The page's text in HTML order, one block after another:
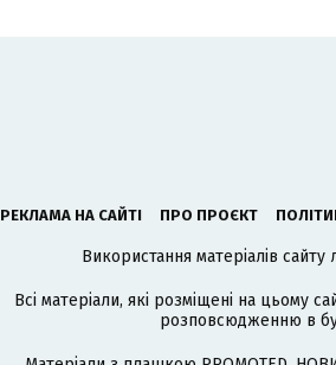
РЕКЛАМА НА САЙТІ ПРО ПРОЄКТ
Використання матеріалів
Всі матеріали, які розміщені на цьому
розповсюдженню в